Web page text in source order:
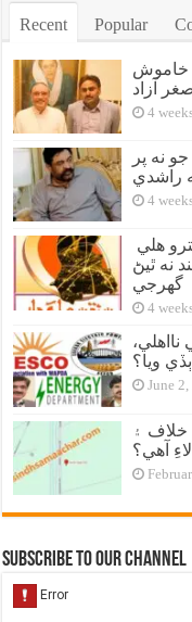
Recent Popular
خاموش
آزاد
4
نه پر
راشدي
4
نه ٿيڻ
گهرجي
4
June
۽
آهي؟
Subscribe to our Channel